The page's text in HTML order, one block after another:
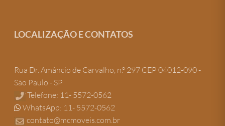
LOCALIZAÇÃO E CONTATOS
Rua Dr. Amâncio de Carvalho, n.º 297 CEP 04012-090 -
São Paulo - SP
Telefone: 11- 5572-0562
WhatsApp: 11- 5572-0562
contato@mcmoveis.com.br